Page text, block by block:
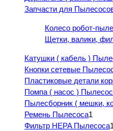
Запчасти для
Колесо робот-
Щетки, валики,
Катушки ( кабель )
Кнопки сетевые
Пластиковые детали
Помпа ( насос )
Пылесборник ( мешки,
Ремень Пылесоса1
Фильтр HEPA Пылесоса